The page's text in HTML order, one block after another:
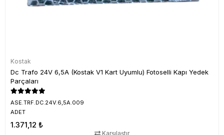
Kostak
Dc Trafo 24V 6,5A (Kostak V1 Kart Uyumlu) Fotoselli Kapı Yedek
Parçaları
ASE.TRF.DC.24V.6,5A.009
ADET
1.371,12 ₺
Karşılaştır